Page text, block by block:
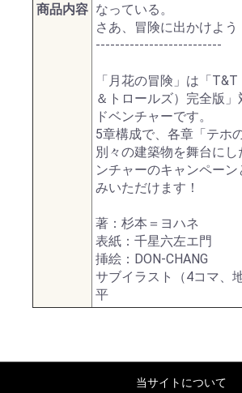
商品内容 なっている。
さあ、冒険に出かけよう
--------------------------
「月花の冒険」は「
＆トロールズ）完全版
ドベンチャーです。
5章構成で、各章「テホ
別々の建築物を舞台に
ンチャーのキャンペーン
みいただけます！
著：杉本＝ヨハネ
表紙：千星六左エ門
挿絵：DON-CHANG
サブイラスト（4コマ、
平
当サイトについて